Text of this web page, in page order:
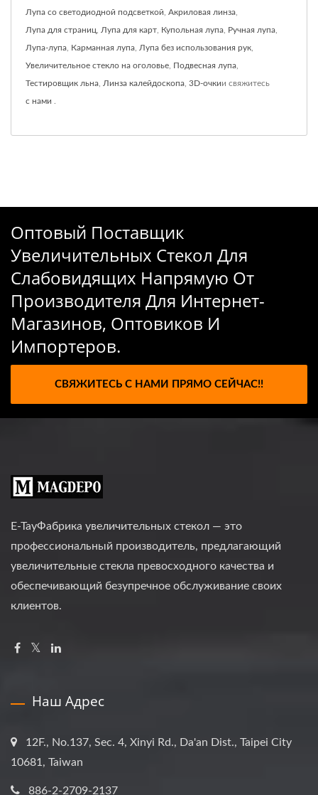
Лупа со светодиодной подсветкой Акриловая линза
Лупа для страниц Лупа для карт Купольная лупа Ручная лупа
Лупа-лупа Карманная лупа Лупа без использования рук
Увеличительное стекло на оголовье Подвесная лупа
Тестировщик льна Линза калейдоскопа 3D-очкии свяжитесь
с нами
Оптовый Поставщик
Увеличительных Стекол Для
Слабовидящих Напрямую От
Производителя Для Интернет-
Магазинов, Оптовиков И
Импортеров.
СВЯЖИТЕСЬ С НАМИ ПРЯМО СЕЙЧАС!!
E-TayФабрика увеличительных стекол — это
профессиональный производитель, предлагающий
увеличительные стекла превосходного качества и
обеспечивающий безупречное обслуживание своих
клиентов.
Наш Адрес
12F., No.137, Sec. 4, Xinyi Rd., Da'an Dist., Taipei City
10681, Taiwan
886-2-2709-2137